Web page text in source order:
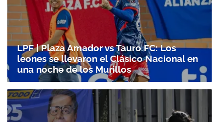
LPF | Plaza Amador vs Tauro FC: Los
leones se llevaron el Clásico Nacional en
una noche de los Murillos